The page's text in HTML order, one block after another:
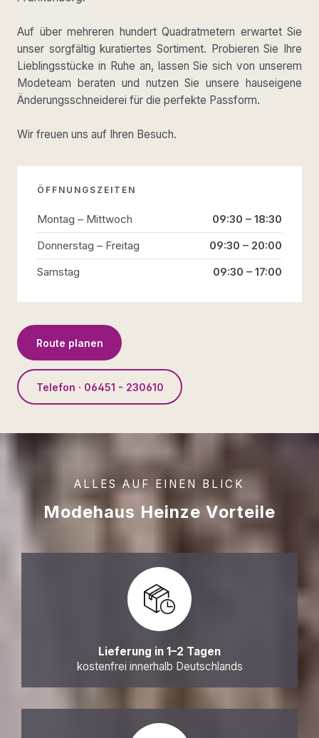
Auf über mehreren hundert Quadratmetern erwartet Sie
unser sorgfältig kuratiertes Sortiment. Probieren Sie Ihre
Lieblingsstücke in Ruhe an, lassen Sie sich von unserem
Modeteam beraten und nutzen Sie unsere hauseigene
Änderungsschneiderei für die perfekte Passform.
Wir freuen uns auf Ihren Besuch.
ÖFFNUNGSZEITEN
Montag – Mittwoch
09:30 – 18:30
Donnerstag – Freitag
09:30 – 20:00
Samstag
09:30 – 17:00
Route planen
Telefon · 06451 - 230610
ALLES AUF EINEN BLICK
Modehaus Heinze Vorteile
Lieferung in 1–2 Tagen
kostenfrei innerhalb Deutschlands